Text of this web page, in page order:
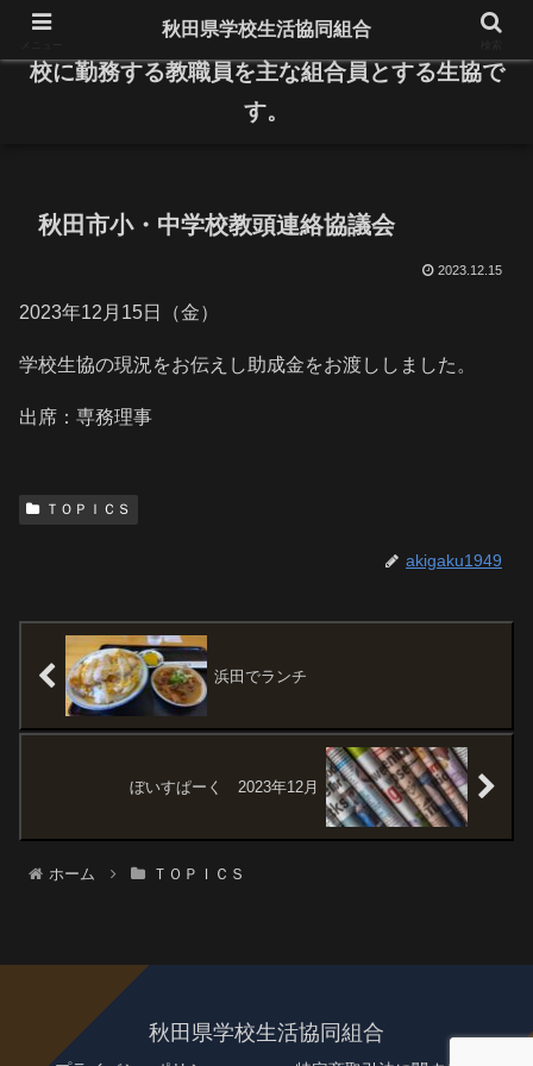
県内の公立小・中学校と高等学校、特別支援学
校に勤務する教職員を主な組合員とする生協で
す。
秋田市小・中学校教頭連絡協議会
2023.12.15
2023年12月15日（金）
学校生協の現況をお伝えし助成金をお渡ししました。
出席：専務理事
ＴＯＰＩＣＳ
akigaku1949
浜田でランチ
ぼいすぱーく 2023年12月
ホーム ＴＯＰＩＣＳ
秋田県学校生活協同組合
秋田県学校生活協同組合